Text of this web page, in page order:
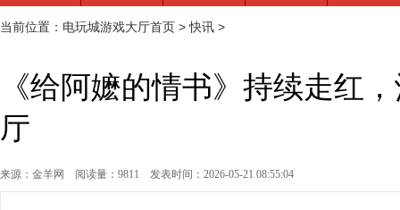
大厅首页
当前位置： 电玩城游戏大厅首页 >快讯 >
《给阿嬷的情书》持续走红
厅
来源：金羊网 阅读量：9811 发表时间：2026-05-21 08:55:04